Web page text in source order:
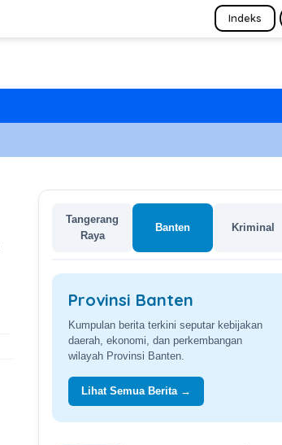
Indeks
Tangerang
Raya
Banten Kriminal
Provinsi Banten
Kumpulan berita terkini seputar kebijakan
daerah, ekonomi, dan perkembangan
wilayah Provinsi Banten.
Lihat Semua Berita →